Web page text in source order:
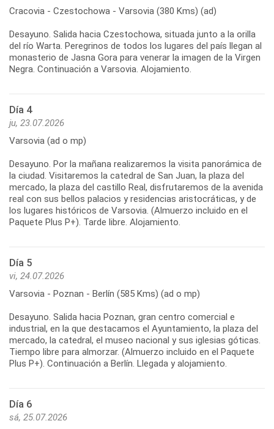
Cracovia - Czestochowa - Varsovia (380 Kms) (ad)
Desayuno. Salida hacia Czestochowa, situada junto a la orilla
del río Warta. Peregrinos de todos los lugares del país llegan al
monasterio de Jasna Gora para venerar la imagen de la Virgen
Negra. Continuación a Varsovia. Alojamiento.
Día 4
ju, 23.07.2026
Varsovia (ad o mp)
Desayuno. Por la mañana realizaremos la visita panorámica de
la ciudad. Visitaremos la catedral de San Juan, la plaza del
mercado, la plaza del castillo Real, disfrutaremos de la avenida
real con sus bellos palacios y residencias aristocráticas, y de
los lugares históricos de Varsovia. (Almuerzo incluido en el
Paquete Plus P+). Tarde libre. Alojamiento.
Día 5
vi, 24.07.2026
Varsovia - Poznan - Berlín (585 Kms) (ad o mp)
Desayuno. Salida hacia Poznan, gran centro comercial e
industrial, en la que destacamos el Ayuntamiento, la plaza del
mercado, la catedral, el museo nacional y sus iglesias góticas.
Tiempo libre para almorzar. (Almuerzo incluido en el Paquete
Plus P+). Continuación a Berlín. Llegada y alojamiento.
Día 6
sá, 25.07.2026